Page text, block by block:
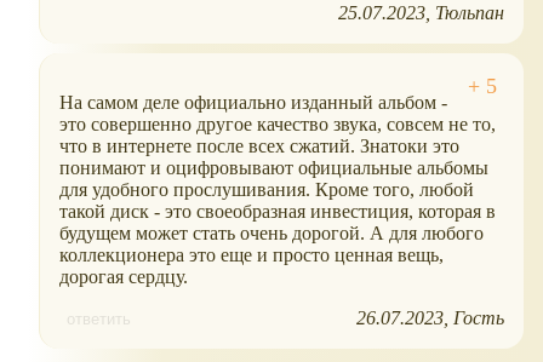
25.07.2023 Тюльпан
На самом деле официально изданный альбом -
это совершенно другое качество звука, совсем не то,
что в интернете после всех сжатий. Знатоки это
понимают и оцифровывают официальные альбомы
для удобного прослушивания. Кроме того, любой
такой диск - это своеобразная инвестиция, которая в
будущем может стать очень дорогой. А для любого
коллекционера это еще и просто ценная вещь,
дорогая сердцу.
ответить 26.07.2023 Гость